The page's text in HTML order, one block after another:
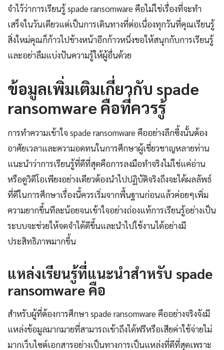
จำไว้ว่าการเรียนรู้ spade ransomware คือไม่ใช่เรื่องที่จะทำ
เสร็จในวันเดียวแต่เป็นการเดินทางที่ต่อเนื่องทุกวันที่คุณเรียนรู้
สิ่งใหม่คุณก็ก้าวไปข้างหน้าอีกก้าวหนึ่งขอให้สนุกกับการเรียนรู้
และอย่าลืมแบ่งปันความรู้ให้ผู้อื่นด้วย
ข้อมูลเพิ่มเติมเกี่ยวกับ spade
ransomware คือที่ควรรู้
การทำความเข้าใจ spade ransomware คืออย่างลึกซึ้งนั้นต้อง
อาศัยเวลาและความอดทนในการศึกษาผู้เชี่ยวชาญหลายท่าน
แนะนำว่าการเรียนรู้ที่ดีที่สุดคือการลงมือทำจริงไม่ใช่แค่อ่าน
หรือดูวิดีโอเพียงอย่างเดียวต้องนำไปปฏิบัติจริงถึงจะได้ผลลัพธ์
ที่ดีในการศึกษาเรื่องนี้ควรเริ่มจากพื้นฐานก่อนแล้วค่อยๆเพิ่ม
ความยากขึ้นทีละน้อยจนเข้าใจอย่างถ่องแท้การเรียนรู้อย่างเป็น
ระบบจะช่วยให้จดจำได้ดีขึ้นและนำไปใช้งานได้อย่างมี
ประสิทธิภาพมากขึ้น
แหล่งเรียนรู้ที่แนะนำสำหรับ spade
ransomware คือ
สำหรับผู้ที่ต้องการศึกษา spade ransomware คืออย่างจริงจังมี
แหล่งข้อมูลมากมายที่สามารถเข้าถึงได้ฟรีหรือเสียค่าใช้จ่ายไม่
มากเว็บไซต์เอกสารอย่างเป็นทางการเป็นแหล่งที่ดีที่สุดเพราะ